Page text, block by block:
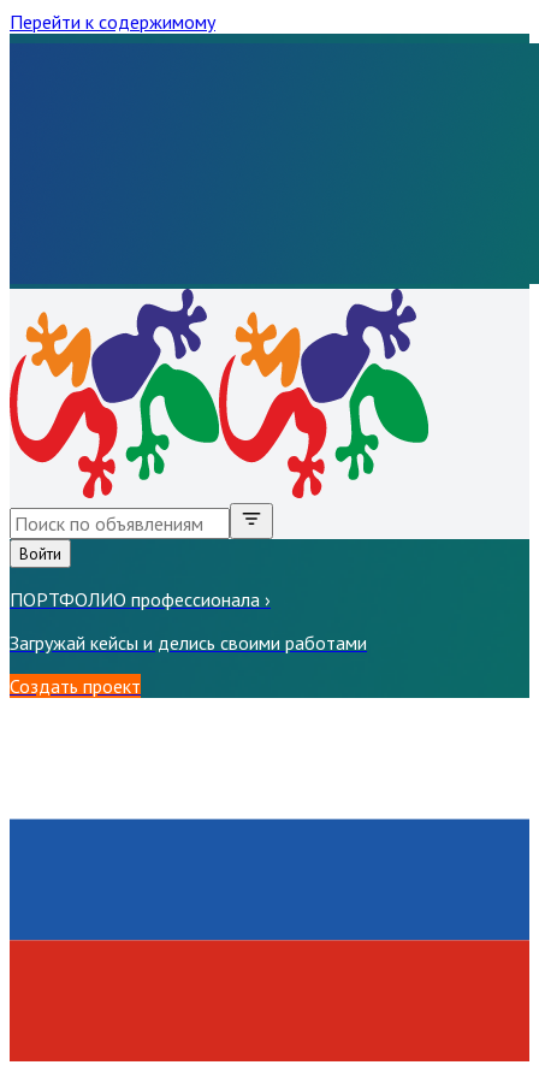
Перейти к содержимому
Войти
ПОРТФОЛИО профессионала ›
Загружай кейсы и делись своими работами
Создать проект